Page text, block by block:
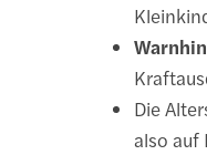
Die
also auf